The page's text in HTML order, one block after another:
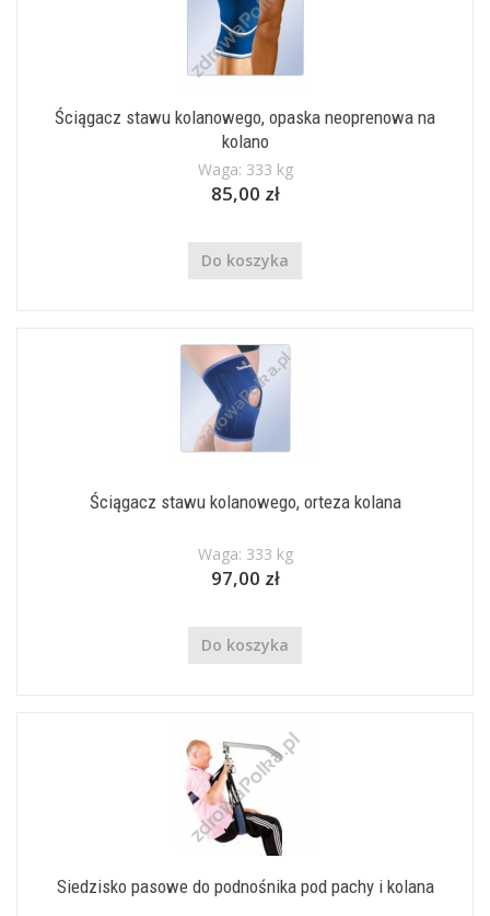
Ściągacz stawu kolanowego, opaska neoprenowa na
kolano
Waga: 333 kg
85,00 zł
Do koszyka
Ściągacz stawu kolanowego, orteza kolana
Waga: 333 kg
97,00 zł
Do koszyka
Siedzisko pasowe do podnośnika pod pachy i kolana